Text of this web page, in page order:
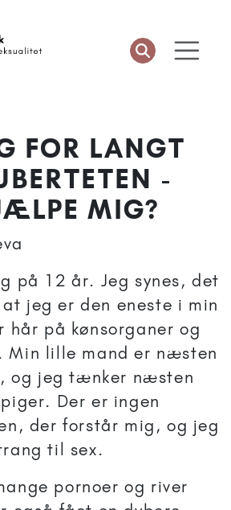
FOR LANGT
-
MIG?
på 12 år. Jeg synes, det
jeg er den eneste i min
hår på kønsorganer og
Min lille mand er næsten
og jeg tænker næsten
Der er ingen
der forstår mig, og jeg
til sex.
pornoer og river